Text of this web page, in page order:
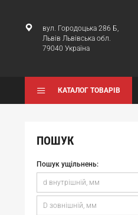
вул. Городоцька 286 Б,
Львів Львівська обл.
79040 Україна
КАТАЛОГ ТОВАРІВ
ПОШУК
Пошук ущільнень: